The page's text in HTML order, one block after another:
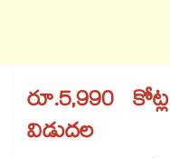
రూ.5,990
విడుదల